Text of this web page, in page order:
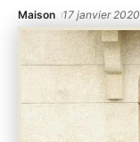
Maison 17 janvier 2020